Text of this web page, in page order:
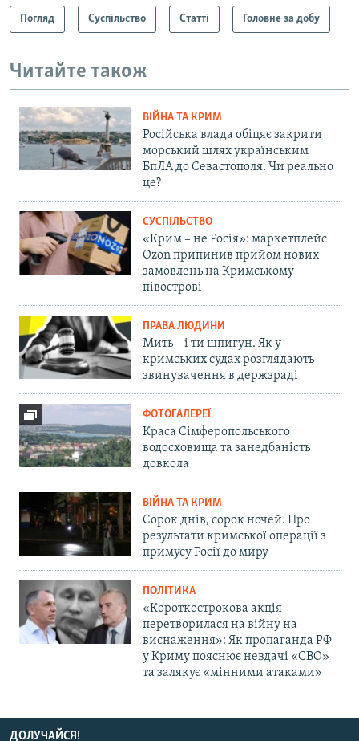
Погляд Суспільство Статті Головне за добу
Читайте також
ВІЙНА ТА КРИМ
Російська влада обіцяє закрити
морський шлях українським
БпЛА до Севастополя. Чи реально
це?
СУСПІЛЬСТВО
«Крим – не Росія»: маркетплейс
Ozon припинив прийом нових
замовлень на Кримському
півострові
ПРАВА ЛЮДИНИ
Мить – і ти шпигун. Як у
кримських судах розглядають
звинувачення в держзраді
ФОТОГАЛЕРЕЇ
Краса Сімферопольського
водосховища та занедбаність
довкола
ВІЙНА ТА КРИМ
Сорок днів, сорок ночей. Про
результати кримської операції з
примусу Росії до миру
ПОЛІТИКА
«Короткострокова акція
перетворилася на війну на
виснаження»: Як пропаганда РФ
у Криму пояснює невдачі «СВО»
та залякує «мінними атаками»
ДОЛУЧАЙСЯ!